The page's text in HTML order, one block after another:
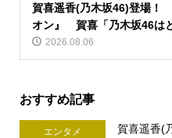
賀喜遥香(乃木坂46)登場！
オン』 賀喜「乃木坂46は
2026.08.06
おすすめ記事
エンタメ
賀喜遥香(